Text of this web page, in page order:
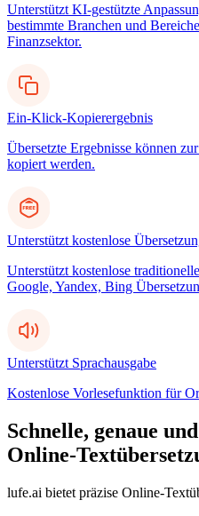
Unterstützt KI-gestützte
bestimmte Branchen und
Finanzsektor.
Ein-Klick-Kopierergebnis
Übersetzte Ergebnisse können
kopiert werden.
Unterstützt kostenlose
Unterstützt kostenlose
Google, Yandex, Bing
Unterstützt Sprachausgabe
Kostenlose Vorlesefunktion für
Schnelle, genaue
Online-
lufe.ai bietet präzise Online-